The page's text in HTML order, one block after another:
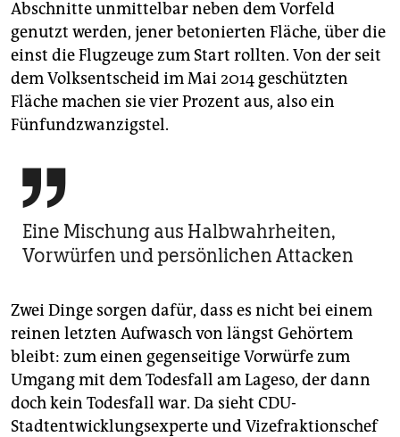
Abschnitte unmittelbar neben dem Vorfeld
genutzt werden, jener betonierten Fläche, über die
einst die Flugzeuge zum Start rollten. Von der seit
dem Volksentscheid im Mai 2014 geschützten
Fläche machen sie vier Prozent aus, also ein
Fünfundzwanzigstel.

Eine Mischung aus Halbwahrheiten,
Vorwürfen und persönlichen Attacken
Zwei Dinge sorgen dafür, dass es nicht bei einem
reinen letzten Aufwasch von längst Gehörtem
bleibt: zum einen gegenseitige Vorwürfe zum
Umgang mit dem Todesfall am Lageso, der dann
doch kein Todesfall war. Da sieht CDU-
Stadtentwicklungsexperte und Vizefraktionschef